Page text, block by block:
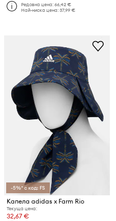
Редовна цена:66,42 €
Най-ниска цена:37,99 €
-5%* с код: FS
Капела adidas x Farm Rio
Текуща цена:
32,67 €